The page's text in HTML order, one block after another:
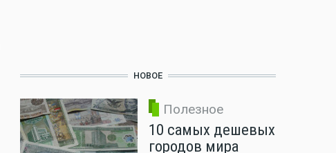
НОВОЕ
Полезное
10 самых дешевых
городов мира